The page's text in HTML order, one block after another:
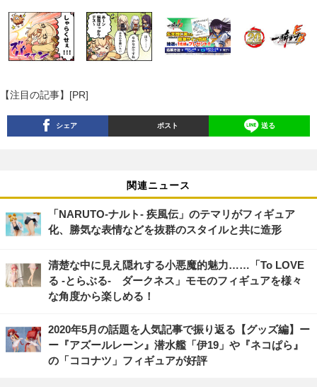
【注目の記事】[PR]
シェア ポスト 送る
関連ニュース
「NARUTO‐ナルト‐ 疾風伝」のテマリがフィギュア
化、勝気な表情などを抜群のスタイルと共に造形
清楚な中に見え隠れする小悪魔的魅力……「To LOVE
る -とらぶる- ダークネス」モモのフィギュアを様々
な角度から楽しめる！
2020年5月の話題を人気記事で振り返る【グッズ編】ー
ー『アズールレーン』潜水艦「伊19」や『ネコぱら』
の「ココナツ」フィギュアが好評